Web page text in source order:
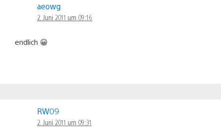
aeowg
2. Juni 2011 um 09:16
endlich 😀
RW09
2. Juni 2011 um 09:31